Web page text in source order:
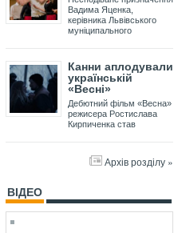
Вадима Яценка,
керівника Львівського
муніципального
Канни аплодували
українській
«Весні»
Дебютний фільм «Весна»
режисера Ростислава
Кирпиченка став
Архів розділу »
ВІДЕО